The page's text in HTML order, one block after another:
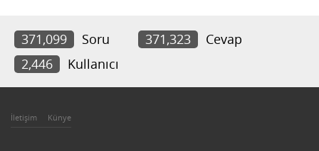
371,099 Soru 371,323
Cevap
2,446
Kullanıcı
İletişim Künye